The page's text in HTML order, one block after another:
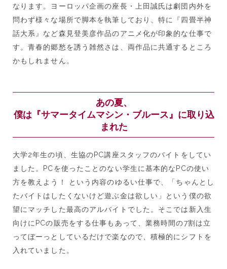
なります。ヨーロッパ企画の座長・上田誠氏は劇団内外を
問わず様々な場所で脚本を執筆しており、特に『四畳半神
話大系』など森見登美彦作品のアニメ化が印象的な仕事で
す。青春的郷愁を誘う雑然さは、両作品に共通するところ
かもしれません。
あの夏、
僕は『サマータイムマシン・ブルース』に取り込
まれた
大学2年生の頃、生協のPC講座スタッフのバイトをしてい
ました。PCを使ったことのない学生に基本的なPCの使い
方を教えよう！ という内容のゆるい仕事で、「ちゃんとし
たバイトはしたくないけど遊ぶ金は欲しい」という僕の欲
望にマッチした最高のアルバイトでした。そこでは新入生
向けにPCの販売をする仕事もあって、業務時間の7割は立
ってぼーっとしているだけで楽なので、積極的にシフトを
入れていました。